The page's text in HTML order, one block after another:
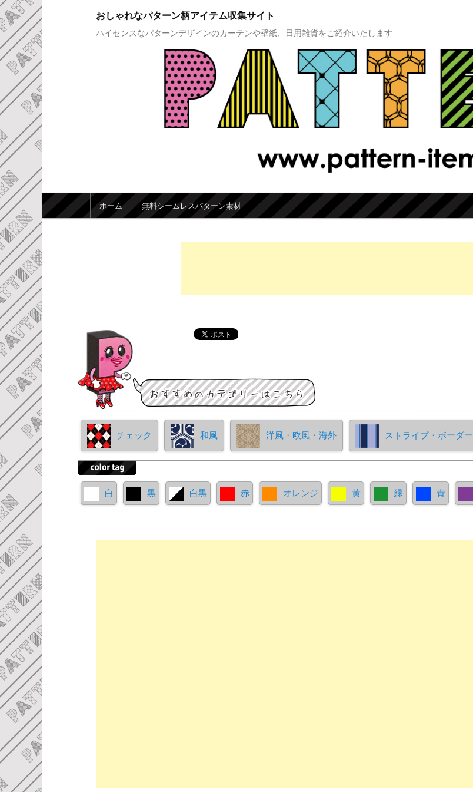
おしゃれなパターン柄アイテム収集サイト
ハイセンスなパターンデザインのカーテンや壁紙、日用雑貨をご紹介いたします
メインメニュー
メインコンテンツへ移動
サブコンテンツへ移動
ホーム 無料シームレスパターン素材
チェック 和風 洋風・欧風・海外 ストライプ・ボーダー
白 黒 白黒 赤 オレンジ 黄 緑 青